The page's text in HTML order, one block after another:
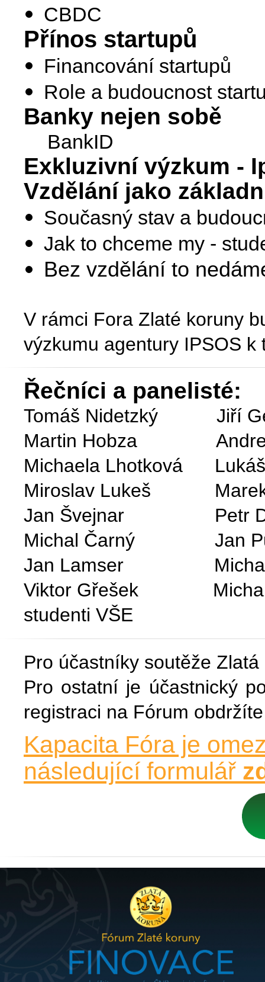
CBDC
Přínos startupů
Financování startupů
Role a budoucnost
Banky nejen sobě
BankID
Exkluzivní výzkum -
Vzdělání jako
Současný stav a
Jak to chceme my -
Bez vzdělání to
V rámci Fora Zlaté koruny
výzkumu agentury IPSOS
Řečníci a panelisté:
Tomáš Nidetzký Jiří
Martin Hobza
Michaela Lhotková
Miroslav Lukeš
Jan Švejnar Petr
Michal Čarný Jan
Jan Lamser
Viktor Gřešek
studenti VŠE
Pro účastníky soutěže
Pro ostatní je účastnický
registraci na Fórum
Kapacita Fóra je
následující formulář